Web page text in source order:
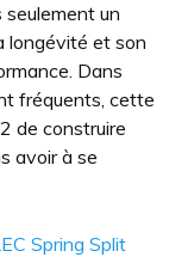
seulement un
longévité et son
Dans
fréquents, cette
de construire
avoir à se
Spring Split